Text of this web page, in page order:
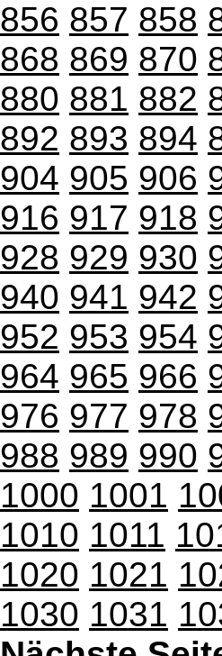
856 857 858
868 869 870
880 881 882
892 893 894
904 905 906
916 917 918
928 929 930
940 941 942
952 953 954
964 965 966
976 977 978
988 989 990
1000 1001
1010 1011
1020 1021
1030 1031